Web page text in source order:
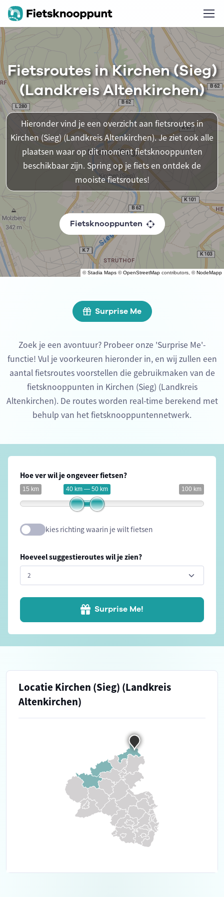
©Stadia Maps ©OpenStreetMap contributors, ©NodeMapp
Fietsroutes in Kirchen (Sieg)
(Landkreis Altenkirchen)
Hieronder vind je een overzicht aan fietsroutes in
Kirchen (Sieg) (Landkreis Altenkirchen). Je ziet ook alle
plaatsen waar op dit moment fietsknooppunten
beschikbaar zijn. Spring op je fiets en ontdek de
mooiste fietsroutes!
Fietsknooppunten
Surprise Me
Zoek je een avontuur? Probeer onze 'Surprise Me'-
functie! Vul je voorkeuren hieronder in, en wij zullen een
aantal fietsroutes voorstellen die gebruikmaken van de
fietsknooppunten in Kirchen (Sieg) (Landkreis
Altenkirchen). De routes worden real-time berekend met
behulp van het fietsknooppuntennetwerk.
Hoe ver wil je ongeveer fietsen?
15 km 100 km
40 km — 50 km
kies richting waarin je wilt fietsen
Hoeveel suggestieroutes wil je zien?
Surprise Me!
Locatie Kirchen (Sieg) (Landkreis
Altenkirchen)